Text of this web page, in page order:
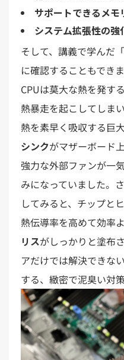
サポートできるメモ
システム拡張性の強
そして、講義で学んだ
に確認することもでき
CPUは莫大な熱を発す
熱暴走を起こしてしま
熱を素早く吸収する巨
シンクがマザーボード
強力な外部ファンが一
みになっていました。
してみると、チップと
熱伝導率を高めて効率
リスがしっかりと塗布
アだけでは解決できな
する、緻密で泥臭い対